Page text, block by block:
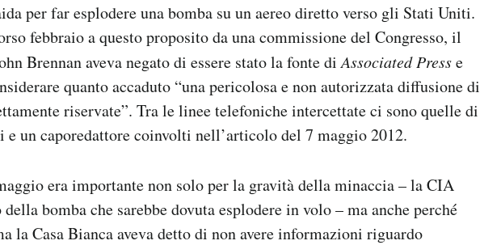
per far esplodere una bomba su un aereo diretto verso gli Stati Uniti.
febbraio a questo proposito da una commissione del Congresso, il
Brennan aveva negato di essere stato la fonte diAssociated Presse
quanto accaduto “una pericolosa e non autorizzata diffusione di
riservate”. Tra le linee telefoniche intercettate ci sono quelle di
un caporedattore coinvolti nell’articolo del 7 maggio 2012.
era importante non solo per la gravità della minaccia – la CIA
della bomba che sarebbe dovuta esplodere in volo – ma anche perché
la Casa Bianca aveva detto di non avere informazioni riguardo